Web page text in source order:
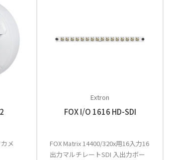
メ
Extron
FOX I/O 1616 HD-SDI
FOX Matrix 14400/320x用16入力16
出力マルチレートSDI 入出力ボー